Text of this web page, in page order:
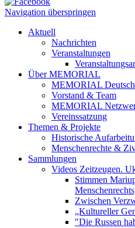
Navigation überspringen
Aktuell
Nachrichten
Veranstaltungen
Über MEMORIAL
MEMORIAL
Vorstand & Team
MEMORIAL
Vereinssatzung
Themen & Projekte
Historische
Menschenrechte &
Sammlungen
Videos Zeitzeugen.
Stimmen
Zwischen
„Kultureller
"Die Russen